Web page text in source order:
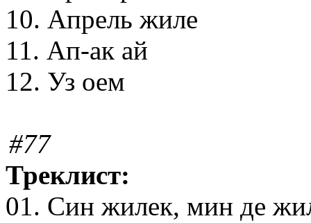
10. Апрель жиле
11. Ап-ак ай
12. Уз оем
#77
Треклист:
01. Син жилек, мин де